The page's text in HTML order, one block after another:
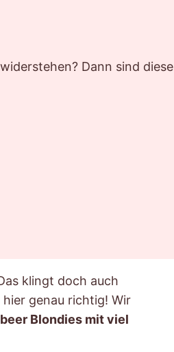
Dann sind diese
klingt doch auch
genau richtig! Wir
Blondies mit viel